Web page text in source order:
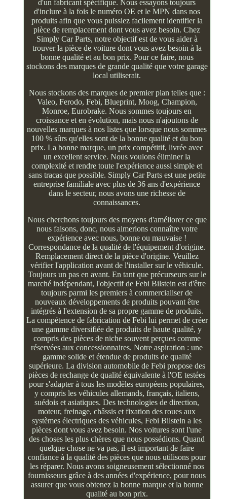
d'un fabricant spécifique. Nous essayons toujours
d'inclure à la fois le numéro OE et le MPN dans nos
produits afin que vous puissiez facilement identifier la
pièce de remplacement dont vous avez besoin. Chez
Simply Car Parts, notre objectif est de vous aider à
trouver la pièce de voiture dont vous avez besoin à la
bonne qualité et au bon prix. Pour ce faire, nous
stockons des marques de grande qualité que votre garage
local utiliserait.
Nous stockons des marques de premier plan telles que :
Valeo, Ferodo, Febi, Blueprint, Moog, Champion,
Monroe, Eurobrake. Nous sommes toujours en
croissance et en évolution, mais nous n'ajoutons de
nouvelles marques à nos listes que lorsque nous sommes
100 % sûrs qu'elles sont de la bonne qualité et du bon
prix. La bonne marque, un prix compétitif, livrée avec
un excellent service. Nous voulons éliminer la
complexité et rendre toute l'expérience aussi simple et
sans tracas que possible. Simply Car Parts est une petite
entreprise familiale avec plus de 36 ans d'expérience
dans le secteur, nous avons une richesse de
connaissances.
Nous cherchons toujours des moyens d'améliorer ce que
nous faisons, donc, nous aimerions connaître votre
expérience avec nous, bonne ou mauvaise !
Correspondance de la qualité de l'équipement d'origine.
Remplacement direct de la pièce d'origine. Veuillez
vérifier l'application avant de l'installer sur le véhicule.
Toujours un pas en avant. En tant que précurseurs sur le
marché indépendant, l'objectif de Febi Bilstein est d'être
toujours parmi les premiers à commercialiser de
nouveaux développements de produits pouvant être
intégrés à l'extension de sa propre gamme de produits.
La compétence de fabrication de Febi lui permet de créer
une gamme diversifiée de produits de haute qualité, y
compris des pièces de niche souvent perçues comme
réservées aux concessionnaires. Notre aspiration : une
gamme solide et étendue de produits de qualité
supérieure. La division automobile de Febi propose des
pièces de rechange de qualité équivalente à l'OE testées
pour s'adapter à tous les modèles européens populaires,
y compris les véhicules allemands, français, italiens,
suédois et asiatiques. Des technologies de direction,
moteur, freinage, châssis et fixation des roues aux
systèmes électriques des véhicules, Febi Bilstein a les
pièces dont vous avez besoin. Nos voitures sont l'une
des choses les plus chères que nous possédions. Quand
quelque chose ne va pas, il est important de faire
confiance à la qualité des pièces que nous utilisons pour
les réparer. Nous avons soigneusement sélectionné nos
fournisseurs grâce à des années d'expérience, pour nous
assurer que vous obtenez la bonne marque et la bonne
qualité au bon prix.